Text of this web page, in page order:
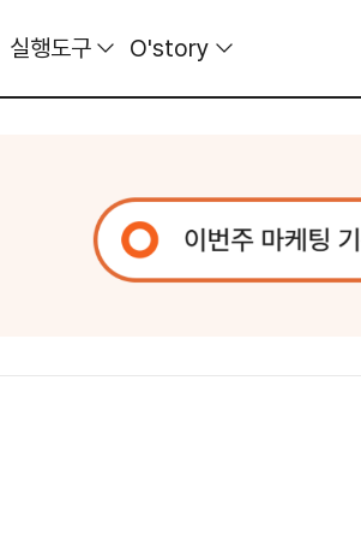
실행도구 O'story